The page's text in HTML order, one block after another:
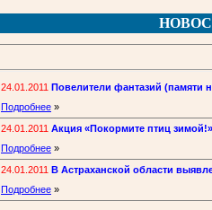
24.01.2011 Повелители фантазий (памяти
Подробнее »
24.01.2011 Акция «Покормите птиц
Подробнее »
24.01.2011 В Астраханской области
Подробнее »